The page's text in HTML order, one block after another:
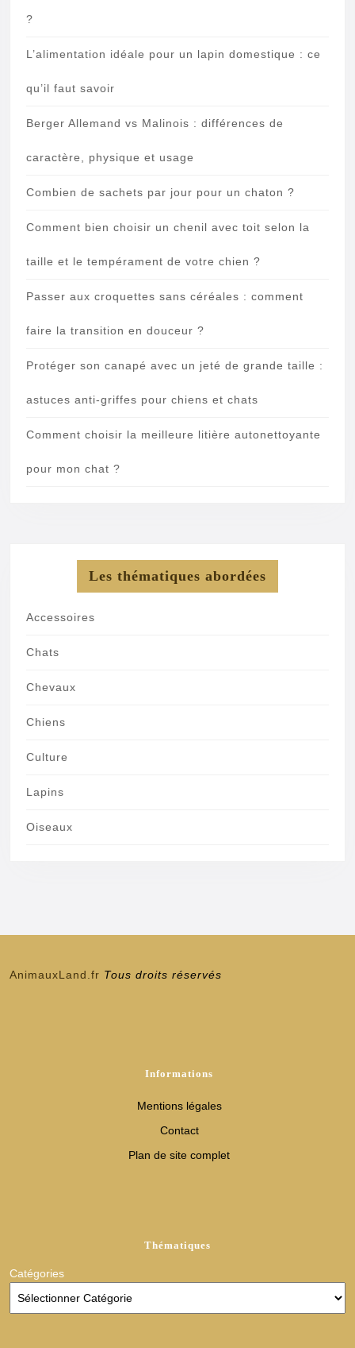
?
L’alimentation idéale pour un lapin domestique : ce
qu’il faut savoir
Berger Allemand vs Malinois : différences de
caractère, physique et usage
Combien de sachets par jour pour un chaton ?
Comment bien choisir un chenil avec toit selon la
taille et le tempérament de votre chien ?
Passer aux croquettes sans céréales : comment
faire la transition en douceur ?
Protéger son canapé avec un jeté de grande taille :
astuces anti-griffes pour chiens et chats
Comment choisir la meilleure litière autonettoyante
pour mon chat ?
Les thématiques abordées
Accessoires
Chats
Chevaux
Chiens
Culture
Lapins
Oiseaux
AnimauxLand.fr Tous droits réservés
Informations
Mentions légales
Contact
Plan de site complet
Thématiques
Catégories